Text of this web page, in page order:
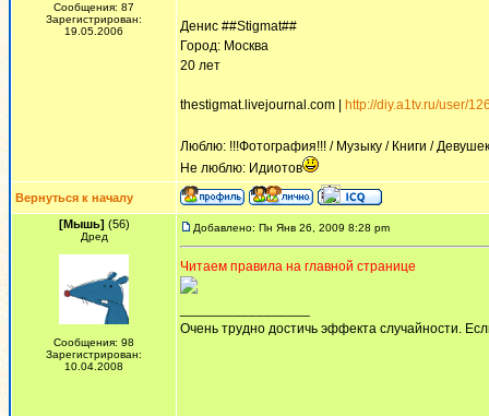
Сообщения: 87
Зарегистрирован:
19.05.2006
Денис ##Stigmat##
Город: Москва
20 лет
thestigmat.livejournal.com | http://diy.a1tv.ru/user/
Люблю: !!!Фотография!!! / Музыку / Книги / Девушек
Не люблю: Идиотов
Вернуться к началу
[Мышь] (56)
Дред
Сообщения: 98
Зарегистрирован:
10.04.2008
Добавлено: Пн Янв 26, 2009 8:28 pm
Читаем правила на главной странице
Очень трудно достичь эффекта случайности.